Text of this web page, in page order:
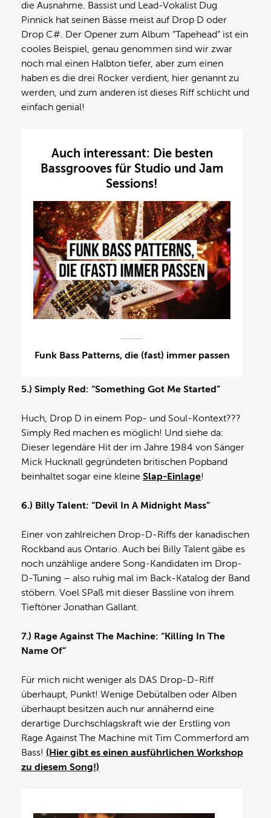
die Ausnahme. Bassist und Lead-Vokalist Dug
Pinnick hat seinen Bässe meist auf Drop D oder
Drop C#. Der Opener zum Album “Tapehead” ist ein
cooles Beispiel, genau genommen sind wir zwar
noch mal einen Halbton tiefer, aber zum einen
haben es die drei Rocker verdient, hier genannt zu
werden, und zum anderen ist dieses Riff schlicht und
einfach genial!
Auch interessant: Die besten
Bassgrooves für Studio und Jam
Sessions!
Funk Bass Patterns, die (fast) immer passen
5.) Simply Red: “Something Got Me Started”
Huch, Drop D in einem Pop- und Soul-Kontext???
Simply Red machen es möglich! Und siehe da:
Dieser legendäre Hit der im Jahre 1984 von Sänger
Mick Hucknall gegründeten britischen Popband
beinhaltet sogar eine kleine Slap-Einlage!
6.) Billy Talent: “Devil In A Midnight Mass”
Einer von zahlreichen Drop-D-Riffs der kanadischen
Rockband aus Ontario. Auch bei Billy Talent gäbe es
noch unzählige andere Song-Kandidaten im Drop-
D-Tuning – also ruhig mal im Back-Katalog der Band
stöbern. Voel SPaß mit dieser Bassline von ihrem
Tieftöner Jonathan Gallant.
7.) Rage Against The Machine: “Killing In The
Name Of”
Für mich nicht weniger als DAS Drop-D-Riff
überhaupt, Punkt! Wenige Debütalben oder Alben
überhaupt besitzen auch nur annähernd eine
derartige Durchschlagskraft wie der Erstling von
Rage Against The Machine mit Tim Commerford am
Bass! (Hier gibt es einen ausführlichen Workshop
zu diesem Song!)